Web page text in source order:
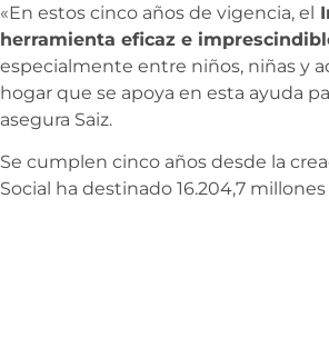
«En estos cinco años de vigencia, el
herramienta eficaz e
especialmente entre niños, niñas y
hogar que se apoya en esta ayuda
asegura Saiz.
Se cumplen cinco años desde la
Social ha destinado 16.204,7